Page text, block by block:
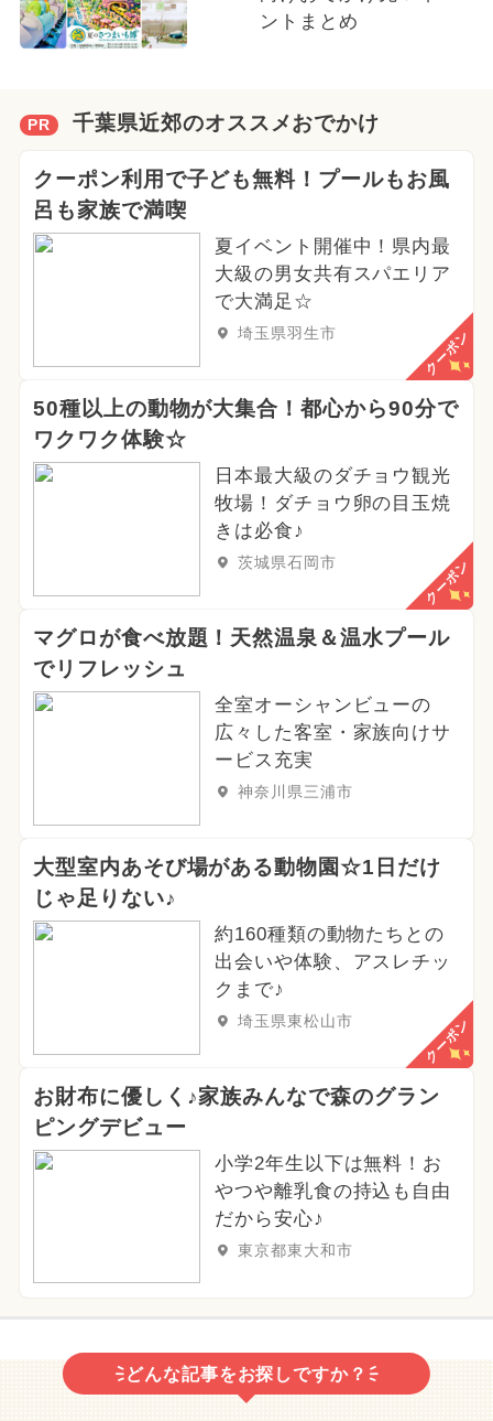
ントまとめ
PR 千葉県近郊のオススメおでかけ
クーポン利用で子ども無料！プールもお風
呂も家族で満喫
夏イベント開催中！県内最
大級の男女共有スパエリア
で大満足☆
埼玉県羽生市 クーポン
50種以上の動物が大集合！都心から90分で
ワクワク体験☆
日本最大級のダチョウ観光
牧場！ダチョウ卵の目玉焼
きは必食♪
茨城県石岡市 クーポン
マグロが食べ放題！天然温泉＆温水プール
でリフレッシュ
全室オーシャンビューの
広々した客室・家族向けサ
ービス充実
神奈川県三浦市
大型室内あそび場がある動物園☆1日だけ
じゃ足りない♪
約160種類の動物たちとの
出会いや体験、アスレチッ
クまで♪
埼玉県東松山市 クーポン
お財布に優しく♪家族みんなで森のグラン
ピングデビュー
小学2年生以下は無料！お
やつや離乳食の持込も自由
だから安心♪
東京都東大和市
どんな記事をお探しですか？